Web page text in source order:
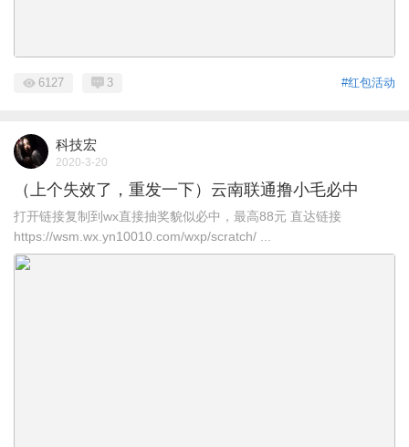
#红包活动
6127 3
科技宏
2020-3-20
（上个失效了，重发一下）云南联通撸小毛必中
打开链接复制到wx直接抽奖貌似必中，最高88元 直达链接
https://wsm.wx.yn10010.com/wxp/scratch/ ...